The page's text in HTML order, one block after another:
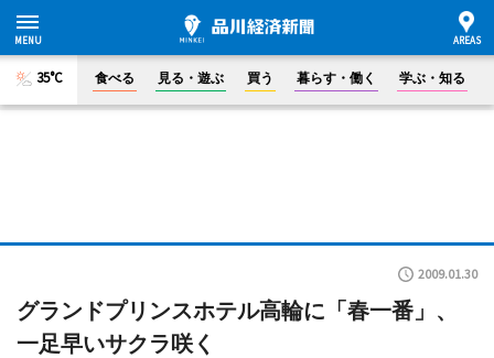
35°C 食べる 見る・遊ぶ 買う 暮らす・働く 学ぶ・知る
2009.01.30
グランドプリンスホテル高輪に「春一番」、
一足早いサクラ咲く